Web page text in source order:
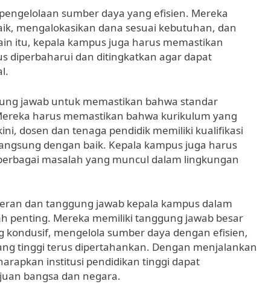
sumber daya yang efisien. Mereka
mengalokasikan dana sesuai kebutuhan, dan
itu, kepala kampus juga harus memastikan
diperbaharui dan ditingkatkan agar dapat
jawab untuk memastikan bahwa standar
harus memastikan bahwa kurikulum yang
dosen dan tenaga pendidik memiliki kualifikasi
dengan baik. Kepala kampus juga harus
masalah yang muncul dalam lingkungan
dan tanggung jawab kepala kampus dalam
penting. Mereka memiliki tanggung jawab besar
mengelola sumber daya dengan efisien,
tinggi terus dipertahankan. Dengan menjalankan
institusi pendidikan tinggi dapat
bangsa dan negara.